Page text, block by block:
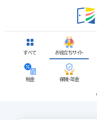
手続き一覧
すべて お役立ちサイト
税金 保険・年金